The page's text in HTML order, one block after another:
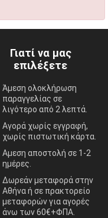
Γιατί να μας
επιλέξετε
Άμεση ολοκλήρωση
παραγγελίας σε
λιγότερο από 2 λεπτά.
Αγορά χωρίς εγγραφή,
χωρίς πιστωτική κάρτα.
Αμεση αποστολή σε 1-2
ημέρες.
Δωρεάν μεταφορά στην
Αθήνα ή σε πρακτορείο
μεταφορών για αγορές
άνω των 60€+ΦΠΑ.